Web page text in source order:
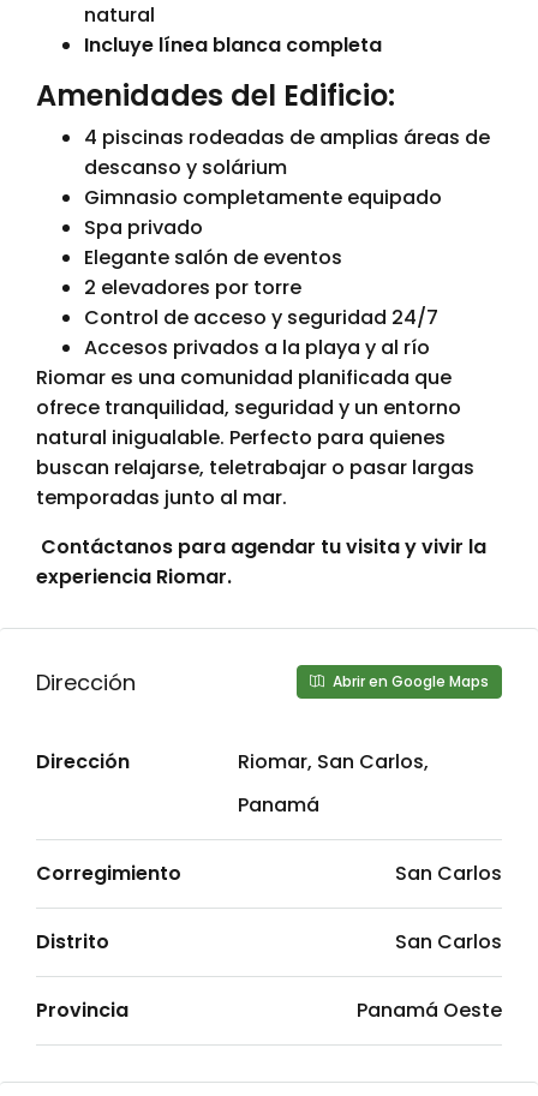
natural
Incluye línea blanca completa
Amenidades del Edificio:
4 piscinas rodeadas de amplias áreas de
descanso y solárium
Gimnasio completamente equipado
Spa privado
Elegante salón de eventos
2 elevadores por torre
Control de acceso y seguridad 24/7
Accesos privados a la playa y al río
Riomar es una comunidad planificada que
ofrece tranquilidad, seguridad y un entorno
natural inigualable. Perfecto para quienes
buscan relajarse, teletrabajar o pasar largas
temporadas junto al mar.
Contáctanos para agendar tu visita y vivir la
experiencia Riomar.
Dirección Abrir en Google Maps
Dirección
Riomar, San Carlos,
Panamá
Corregimiento San Carlos
Distrito San Carlos
Provincia Panamá Oeste